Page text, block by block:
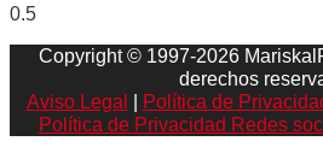
Copyright © 1997-2026
derechos
Aviso Legal
Política de
Política de Privacidad Redes